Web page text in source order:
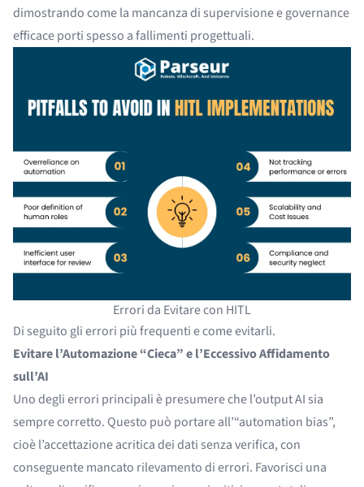
dimostrando come la mancanza di supervisione e governance
efficace porti spesso a fallimenti progettuali.
Errori da Evitare con HITL
Di seguito gli errori più frequenti e come evitarli.
Evitare l’Automazione “Cieca” e l’Eccessivo Affidamento
sull’AI
Uno degli errori principali è presumere che l’output AI sia
sempre corretto. Questo può portare all’“automation bias”,
cioè l’accettazione acritica dei dati senza verifica, con
conseguente mancato rilevamento di errori. Favorisci una